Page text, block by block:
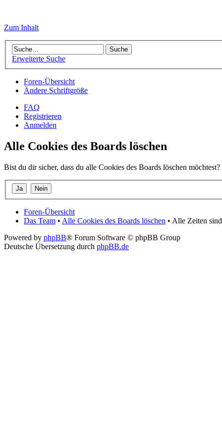
Zum Inhalt
Erweiterte Suche
Foren-Übersicht
Ändere Schriftgröße
FAQ
Registrieren
Anmelden
Alle Cookies des Boards löschen
Bist du dir sicher, dass du alle Cookies des Boards löschen möchtest?
Foren-Übersicht
Das Team • Alle Cookies des Boards löschen • Alle Zeiten
Powered by phpBB® Forum Software © phpBB Group
Deutsche Übersetzung durch phpBB.de